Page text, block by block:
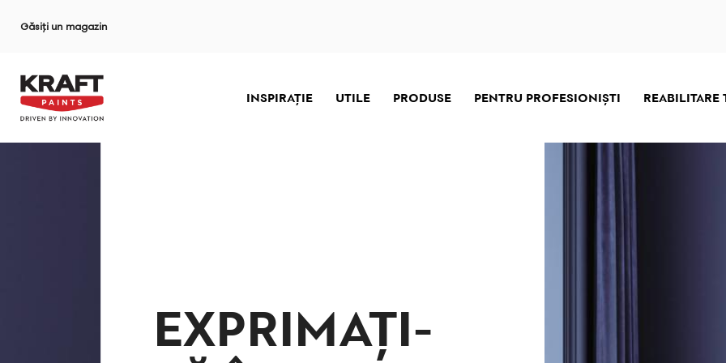
Găsiți un magazin
INSPIRAȚIE UTILE PRODUSE PENTRU PROFESIONIŞTI
EXPRIMAȚI-
EXPRIMAȚI-
EXPRIMAȚI-
EXPRIMAȚI-
EXPRIMAȚI-
EXPRIMAȚI-